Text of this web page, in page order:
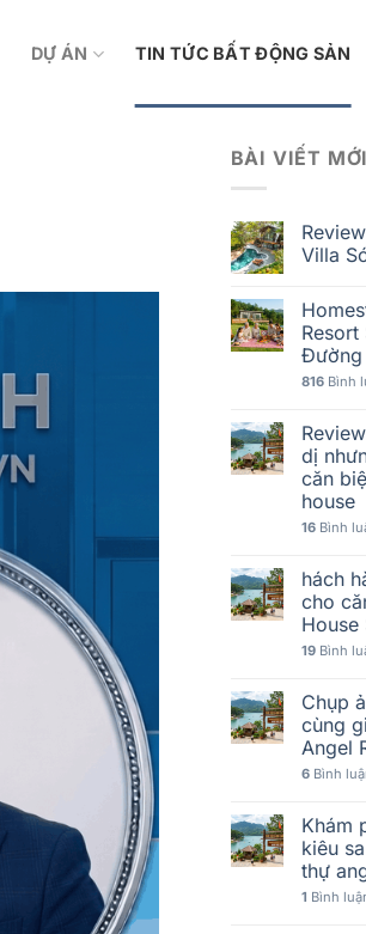
DỰ ÁN TIN TỨC BẤT ĐỘNG SẢN
BÀI VIẾT
Villa
Resort
Đường
816Bình
dị
căn
house
16Bình
hách
cho
House
19Bình
Chụp
cùng
Angel
6Bình
Khám
kiêu
thự
1 Bình